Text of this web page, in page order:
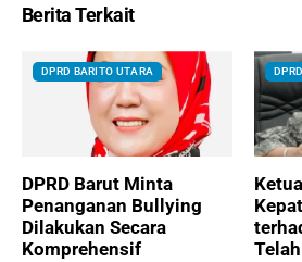
Berita Terkait
DPRD BARITO UTARA
DPRD Barut Minta
Penanganan Bullying
Dilakukan Secara
Komprehensif